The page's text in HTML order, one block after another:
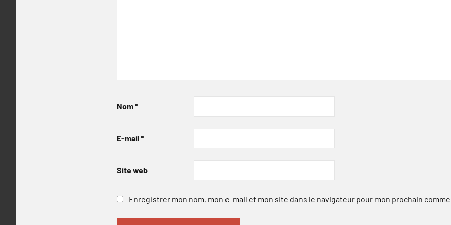
Nom*
E-mail *
Site web
Enregistrer mon nom, mon e-mail et mon site dans le navigateur pour mon prochain